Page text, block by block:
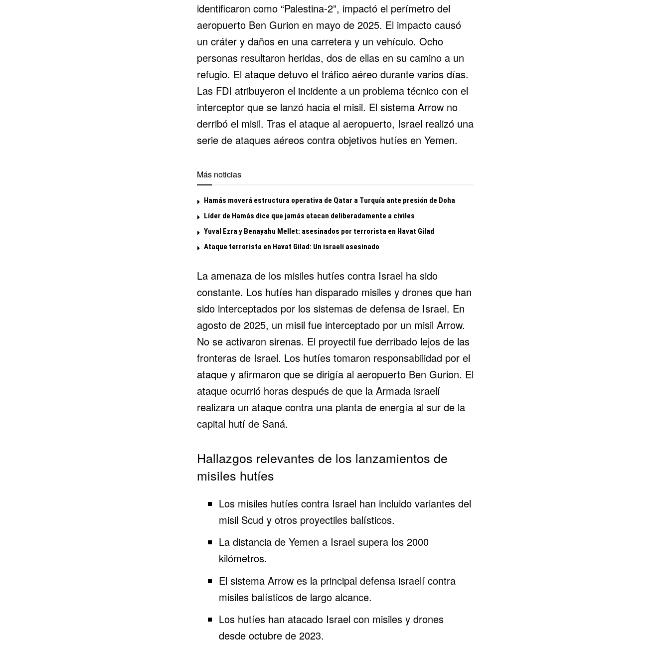
identificaron como “Palestina-2”, impactó el perímetro del
aeropuerto Ben Gurion en mayo de 2025. El impacto causó
un cráter y daños en una carretera y un vehículo. Ocho
personas resultaron heridas, dos de ellas en su camino a un
refugio. El ataque detuvo el tráfico aéreo durante varios días.
Las FDI atribuyeron el incidente a un problema técnico con el
interceptor que se lanzó hacia el misil. El sistema Arrow no
derribó el misil. Tras el ataque al aeropuerto, Israel realizó una
serie de ataques aéreos contra objetivos hutíes en Yemen.
Más noticias
Hamás moverá estructura operativa de Qatar a Turquía ante presión de Doha
Líder de Hamás dice que jamás atacan deliberadamente a civiles
Yuval Ezra y Benayahu Mellet: asesinados por terrorista en Havat Gilad
Ataque terrorista en Havat Gilad: Un israelí asesinado
La amenaza de los misiles hutíes contra Israel ha sido
constante. Los hutíes han disparado misiles y drones que han
sido interceptados por los sistemas de defensa de Israel. En
agosto de 2025, un misil fue interceptado por un misil Arrow.
No se activaron sirenas. El proyectil fue derribado lejos de las
fronteras de Israel. Los hutíes tomaron responsabilidad por el
ataque y afirmaron que se dirigía al aeropuerto Ben Gurion. El
ataque ocurrió horas después de que la Armada israelí
realizara un ataque contra una planta de energía al sur de la
capital hutí de Saná.
Hallazgos relevantes de los lanzamientos de
misiles hutíes
Los misiles hutíes contra Israel han incluido variantes del
misil Scud y otros proyectiles balísticos.
La distancia de Yemen a Israel supera los 2000
kilómetros.
El sistema Arrow es la principal defensa israelí contra
misiles balísticos de largo alcance.
Los hutíes han atacado Israel con misiles y drones
desde octubre de 2023.